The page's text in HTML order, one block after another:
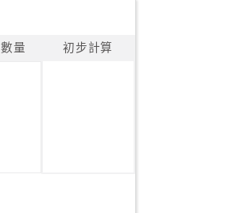
數量 初步計算